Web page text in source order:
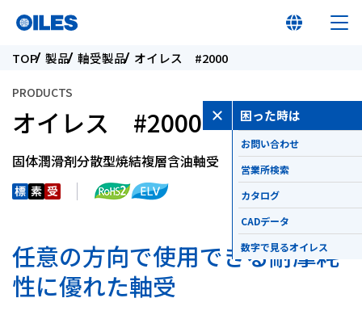
オイレス早わかり
オイレスとは
製品
イノベーション
困った時は
お問い合わせ
営業所検索
カタログ
CADデータ
数字で見るオイレス
TOP 製品 軸受製品 オイレス #2000
PRODUCTS
オイレス #2000
固体潤滑剤分散型焼結複層含油軸受
任意の方向で使用できる耐摩耗
性に優れた軸受